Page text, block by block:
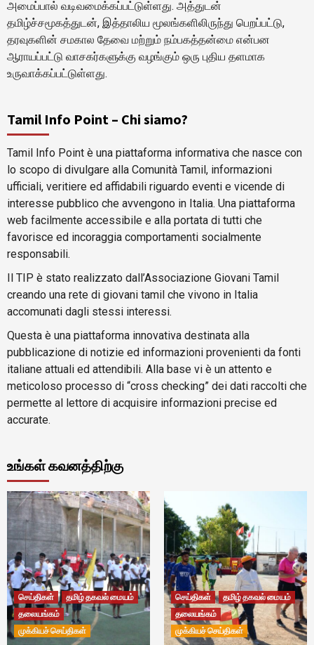
அமைப்பால் வடிவமைக்கப்பட்டுள்ளது. அத்துடன்
தமிழ்ச்சமூகத்துடன், இத்தாலிய மூலங்களிலிருந்து பெறப்பட்டு,
தரவுகளின் சமகால தேவை மற்றும் நம்பகத்தன்மை என்பன
ஆராயப்பட்டு வாசகர்களுக்கு வழங்கும் ஒரு புதிய தளமாக
உருவாக்கப்பட்டுள்ளது.
Tamil Info Point – Chi siamo?
Tamil Info Point è una piattaforma informativa che nasce con
lo scopo di divulgare alla Comunità Tamil, informazioni
ufficiali, veritiere ed affidabili riguardo eventi e vicende di
interesse pubblico che avvengono in Italia. Una piattaforma
web facilmente accessibile e alla portata di tutti che
favorisce ed incoraggia comportamenti socialmente
responsabili.
Il TIP è stato realizzato dall’Associazione Giovani Tamil
creando una rete di giovani tamil che vivono in Italia
accomunati dagli stessi interessi.
Questa è una piattaforma innovativa destinata alla
pubblicazione di notizie ed informazioni provenienti da fonti
italiane attuali ed attendibili. Alla base vi è un attento e
meticoloso processo di “cross checking” dei dati raccolti che
permette al lettore di acquisire informazioni precise ed
accurate.
உங்கள் கவனத்திற்கு
செய்திகள்
தமிழ் தகவல் மையம்
தலையங்கம்
முக்கியச் செய்திகள்
செய்திகள்
தமிழ் தகவல் மையம்
தலையங்கம்
முக்கியச் செய்திகள்